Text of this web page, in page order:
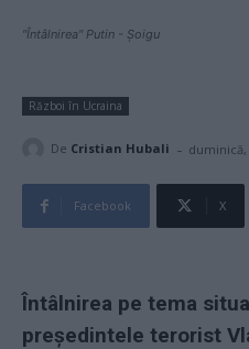
"Întâlnirea" Putin - Șoigu
Război în Ucraina
De Cristian Hubali - duminică,
Facebook X
Întâlnirea pe tema
președintele terorist